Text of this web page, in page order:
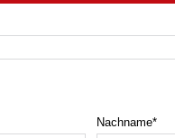
Nachname*